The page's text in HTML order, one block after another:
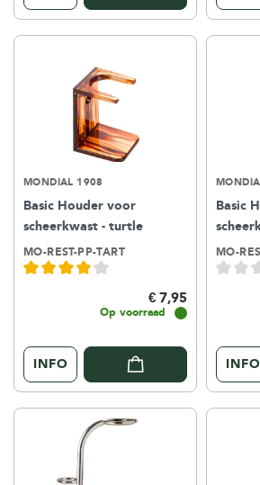
MONDIAL 1908
Basic Houder voor
scheerkwast - turtle
MO-REST-PP-TART
€ 7,95
Op voorraad
INFO
Basic
MO-
INFO